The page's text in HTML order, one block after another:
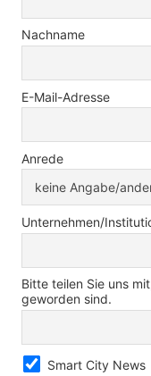
Nachname
E-Mail-Adresse
Anrede
Unternehmen/
Bitte teilen Sie uns
geworden sind.
Smart City News